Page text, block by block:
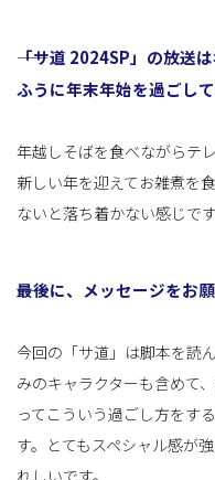
――「サ道 2024SP」の放
ふうに年末年始を過ごし
年越しそばを食べながらテ
新しい年を迎えてお雑煮を
ないと落ち着かない感じです
――最後に、メッセージをお
今回の「サ道」は脚本を読
みのキャラクターも含めて
ってこういう過ごし方をす
す。とてもスペシャル感が